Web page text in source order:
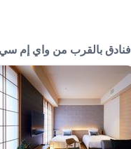
فنادق بالقرب من واي إم سي